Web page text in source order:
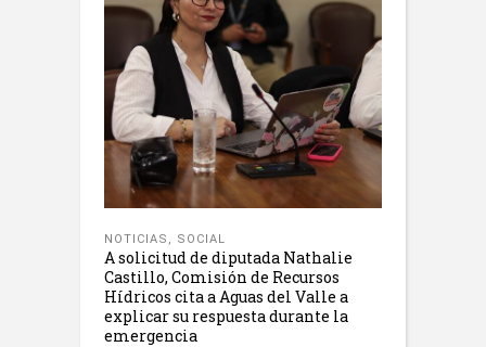
NOTICIAS , SOCIAL
A solicitud de diputada Nathalie
Castillo, Comisión de Recursos
Hídricos cita a Aguas del Valle a
explicar su respuesta durante la
emergencia